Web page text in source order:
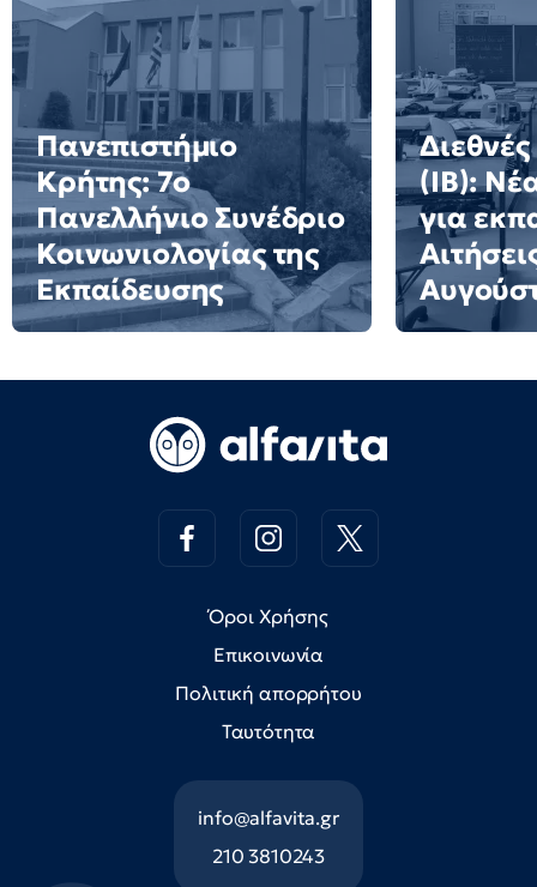
Πανεπιστήμιο
Κρήτης: 7ο
Πανελλήνιο Συνέδριο
Κοινωνιολογίας της
Εκπαίδευσης
(IB):
για
Όροι Χρήσης
Επικοινωνία
Πολιτική απορρήτου
Ταυτότητα
info@alfavita.gr
210 3810243